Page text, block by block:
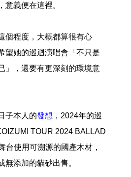
意義便在這裡。
個程度，大概都算很有心
望她的巡迴演唱會「不只是
」，還要有更深刻的環境意
子本人的發想 ，2024年的巡
TOUR 2024 BALLAD
台使用可溯源的國產木材，
無添加的貓砂出售。